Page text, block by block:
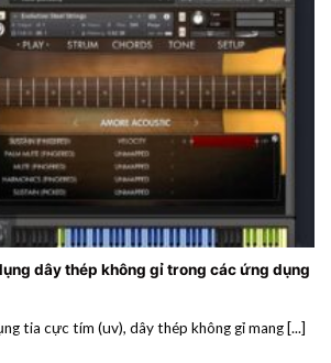
dây thép không gỉ trong các ứng dụng
tia cực tím (uv), dây thép không gỉ mang [...]